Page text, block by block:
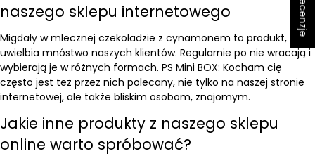
naszego sklepu internetowego
Migdały w mlecznej czekoladzie z cynamonem to produkt, który
uwielbia mnóstwo naszych klientów. Regularnie po nie wracają i
wybierają je w różnych formach. PS Mini BOX: Kocham cię
często jest też przez nich polecany, nie tylko na naszej stronie
internetowej, ale także bliskim osobom, znajomym.
Jakie inne produkty z naszego sklepu
online warto spróbować?